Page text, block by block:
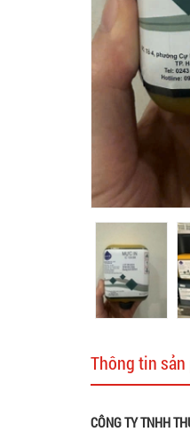
Thông tin sản
CÔNG TY TNHH